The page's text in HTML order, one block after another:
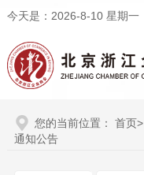
今天是： 2026-8-10 星期一
您的当前位置： 首页>
通知公告